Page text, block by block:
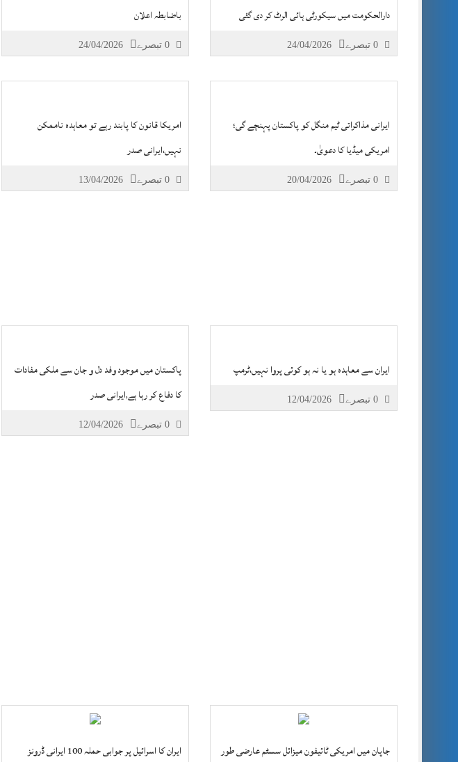
دارالحکومت میں سیکورٹی ہائی الرٹ کر دی گئی
24/04/2026
باضابطہ اعلان
24/04/2026
ایرانی مذاکراتی ٹیم منگل کو پاکستان پہنچے گی؛
امریکی میڈیا کا دعویٰ۔
20/04/2026
امریکا قانون کا پابند رہے تو معاہدہ ناممکن
نہیں،ایرانی صدر
13/04/2026
ایران سے معاہدہ ہو یا نہ ہو کوئی پروا نہیں،ٹرمپ
12/04/2026
پاکستان میں موجود وفد دل و جان سے ملکی مفادات
کا دفاع کر رہا ہے,ایرانی صدر
12/04/2026
جاپان میں امریکی ٹائیفون میزائل سسٹم عارضی طور ایران کا اسرائیل پر جوابی حملہ 100 ایرانی ڈرونز